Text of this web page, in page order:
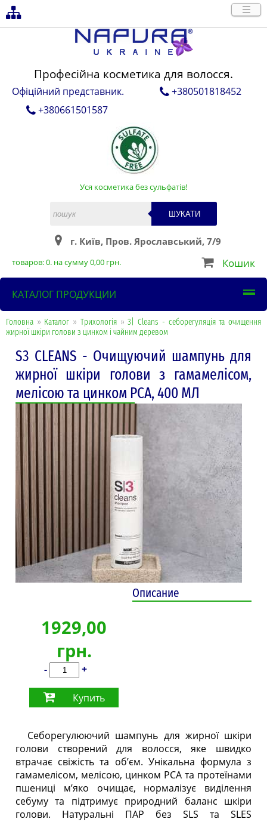
Професійна косметика для волосся.
Офіційний представник.
+380501818452
+380661501587
Уся косметика без сульфатів!
ШУКАТИ
г. Київ, Пров. Ярославський, 7/9
товаров:0. на сумму0,00 грн. Кошик
КАТАЛОГ ПРОДУКЦИИ
Головна » Каталог » Трихологія»3| Cleans - себорегуляція та очищення
жирної шкіри голови з цинком і чайним деревом
S3 CLEANS - Очищуючий шампунь для
жирної шкіри голови з гамамелісом,
мелісою та цинком PCA, 400 МЛ
1929,00
грн.
- +
Купить
Описание
Себорегулюючий шампунь для жирної шкіри
голови створений для волосся, яке швидко
втрачає свіжість та об’єм. Унікальна формула з
гамамелісом, мелісою, цинком PCA та протеїнами
пшениці м’яко очищає, нормалізує виділення
себуму та підтримує природний баланс шкіри
голови. Натуральні ПАР без SLS та SLES